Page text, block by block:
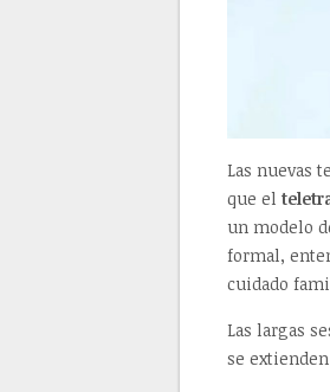
Las nuevas
que el
un modelo
formal,
cuidado
Las largas
se